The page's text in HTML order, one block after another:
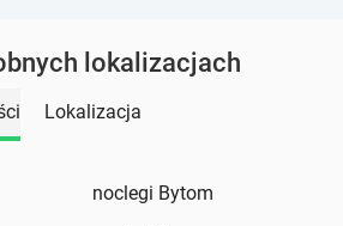
lokalizacjach
Lokalizacja
noclegi Bytom